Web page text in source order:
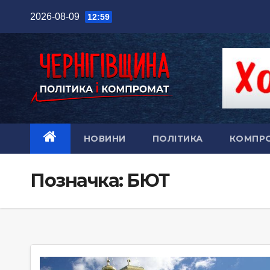
2026-08-09 12:59
НОВИНИ ПОЛІТИКА
Позначка: БЮТ